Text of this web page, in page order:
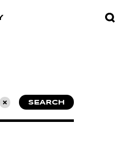
초기화 SEARCH